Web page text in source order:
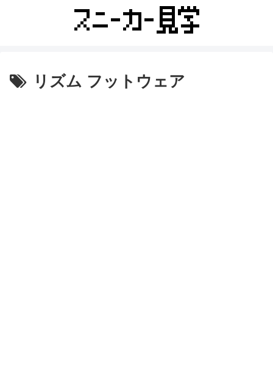
リズム フットウェア